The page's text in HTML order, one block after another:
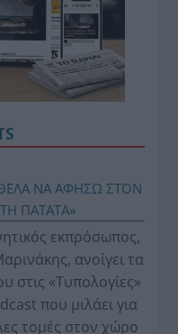
ΝΑ ΑΦΗΣΩ ΣΤΟΝ
ΠΑΤΑΤΑ»
εκπρόσωπος,
ανοίγει τα
στις «Τυπολογίες»
που μιλάει για
τομές στον χώρο